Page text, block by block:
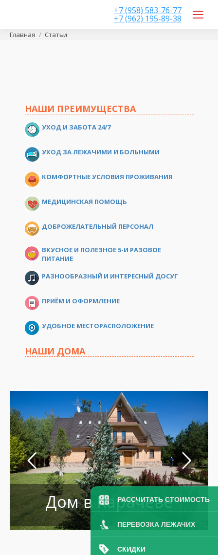
РАССЧИТАТЬ СТОИМОСТЬ
ПЕРЕВОЗКА ЛЕЖАЧИХ
СКИДКИ
+7 (958) 583-76-77
+7 (962) 195-89-38
Вы здесь:
Главная Статьи
НАШИ ПРЕИМУЩЕСТВА
УХОД И ЗАБОТА 24/7
УХОД ЗА ЛЕЖАЧИМИ И БОЛЬНЫМИ
КОМФОРТНЫЕ УСЛОВИЯ ПРОЖИВАНИЯ
МЕДИЦИНСКАЯ ПОМОЩЬ
ДОБРОЖЕЛАТЕЛЬНЫЙ ПЕРСОНАЛ
ВКУСНОЕ И ПОЛЕЗНОЕ 5-И РАЗОВОЕ
ПИТАНИЕ
РАЗНООБРАЗНЫЙ И ИНТЕРЕСНЫЙ ДОСУГ
ПРИЁМ И ОФОРМЛЕНИЕ
УДОБНОЕ МЕСТОРАСПОЛОЖЕНИЕ
НАШИ ДОМА
Дом в Карачеве